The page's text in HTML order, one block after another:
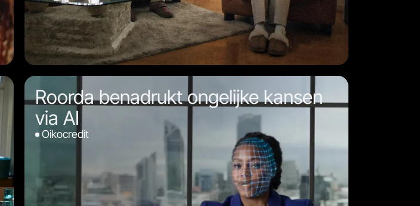
Roorda benadrukt ongelijke kansen
via AI
Oikocredit